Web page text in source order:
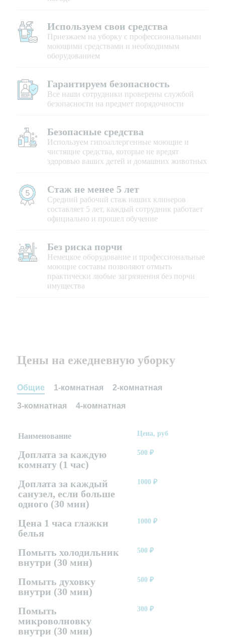
Используем свои средства
Приезжаем на уборку с профессиональными
моющими средствами и необходимым
оборудованием
Гарантируем безопасность
Все наши сотрудники проверены службой
безопасности на предмет порядочности
Безопасные средства
Используем гипоаллергенные моющие и
чистящие средства, которые не вредят
здоровью ваших детей и домашних животных
Стаж не менее 5 лет
Средний рабочий стаж наших клинеров
составляет 5 лет, каждый сотрудник работает
официально и прошел обучение
Без риска порчи
Немецкое оборудование и профессиональные
моющие составы позволяют отмыть
практически любые загрязнения без порчи
имущества
Цены на ежедневную уборку
Общие 1-комнатная 2-комнатная
3-комнатная 4-комнатная
Наименование Цена, руб
Доплата за каждую
комнату (1 час)
500₽
Доплата за каждый
санузел, если больше
одного (30 мин)
1000₽
Цена 1 часа глажки
белья
1000₽
Помыть холодильник
внутри (30 мин)
500₽
Помыть духовку
внутри (30 мин)
500₽
Помыть
микроволновку
внутри (30 мин)
300₽